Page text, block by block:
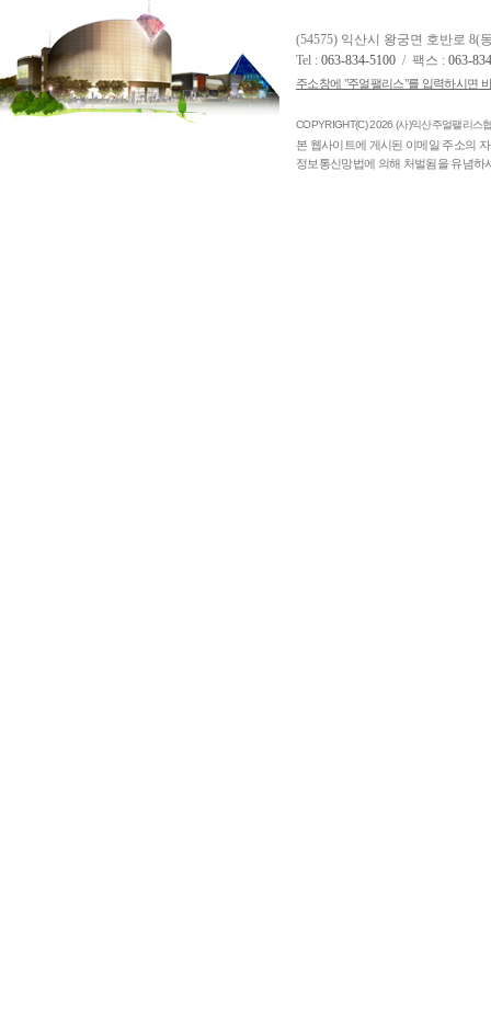
(54575) 익산시 왕궁면 호반로 8(
Tel : 063-834-5100 / 팩스 : 063-
주소창에 "주얼팰리스"를 입력하시면
COPYRIGHT(C) 2026 (사)익산주얼팰리스
본 웹사이트에 게시된 이메일 주소의
정보통신망법에 의해 처벌됨을 유념하